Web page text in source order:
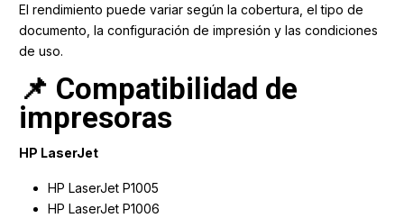
El rendimiento puede variar según la cobertura, el tipo de
documento, la configuración de impresión y las condiciones
de uso.
📌 Compatibilidad de
impresoras
HP LaserJet
HP LaserJet P1005
HP LaserJet P1006